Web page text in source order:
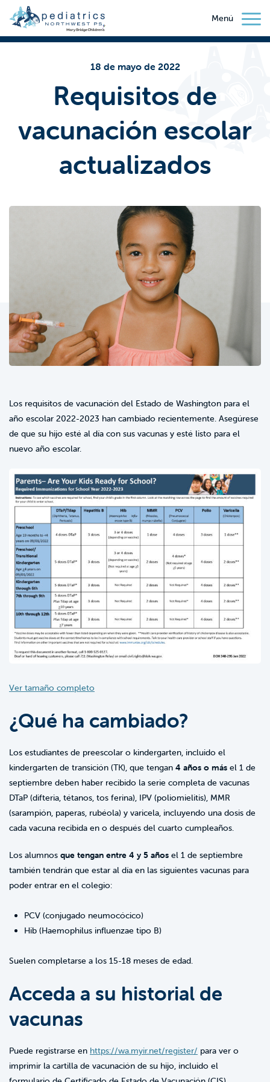
Menú
18 de mayo de 2022
Requisitos de
vacunación escolar
actualizados
Los requisitos de vacunación del Estado de Washington para el
año escolar 2022-2023 han cambiado recientemente. Asegúrese
de que su hijo esté al día con sus vacunas y esté listo para el
nuevo año escolar.
Ver tamaño completo
¿Qué ha cambiado?
Los estudiantes de preescolar o kindergarten, incluido el
kindergarten de transición (TK), que tengan 4 años o más el 1 de
septiembre deben haber recibido la serie completa de vacunas
DTaP (difteria, tétanos, tos ferina), IPV (poliomielitis), MMR
(sarampión, paperas, rubéola) y varicela, incluyendo una dosis de
cada vacuna recibida en o después del cuarto cumpleaños.
Los alumnos que tengan entre 4 y 5 años el 1 de septiembre
también tendrán que estar al día en las siguientes vacunas para
poder entrar en el colegio:
PCV (conjugado neumocócico)
Hib (Haemophilus influenzae tipo B)
Suelen completarse a los 15-18 meses de edad.
Acceda a su historial de
vacunas
Puede registrarse en https://wa.myir.net/register/ para ver o
imprimir la cartilla de vacunación de su hijo, incluido el